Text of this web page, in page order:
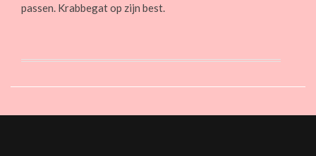
passen. Krabbegat op zijn best.